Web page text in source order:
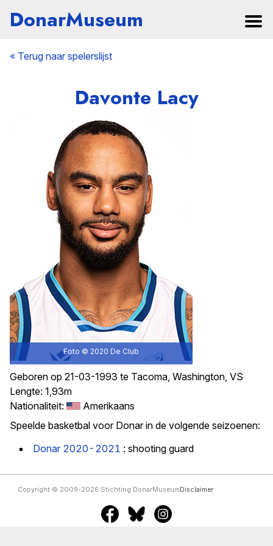
DonarMuseum
« Terug naar spelerslijst
Davonte Lacy
Geboren op 21-03-1993 te Tacoma, Washington, VS
Lengte: 1,93m
Nationaliteit:
Amerikaans
Speelde basketbal voor Donar in de volgende seizoenen:
Donar 2020-2021 : shooting guard
Foto © 2020 De Club
Copyright © 2009-2026 Stichting DonarMuseum Disclaimer